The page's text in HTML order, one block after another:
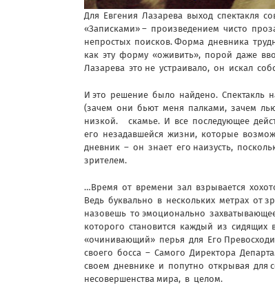
Для Евгения Лазарева выход спектакля
«Записками» – произведением чисто
непростых поисков. Форма дневника
как эту форму «оживить», порой даже
Лазарева это не устраивало, он искал
И это решение было найдено. Спектакль
(зачем они бьют меня палками, зачем
низкой. скамье. И все последующее
его незадавшейся жизни, которые
дневник – он знает его наизусть,
зрителем.
…Время от времени зал взрывается
Ведь буквально в нескольких метрах от
назовешь то эмоционально
которого становится каждый из сидящих
«очинивающий» перья для Его
своего босса – Самого Директора
своем дневнике и попутно открывая для
несовершенства мира, в целом.